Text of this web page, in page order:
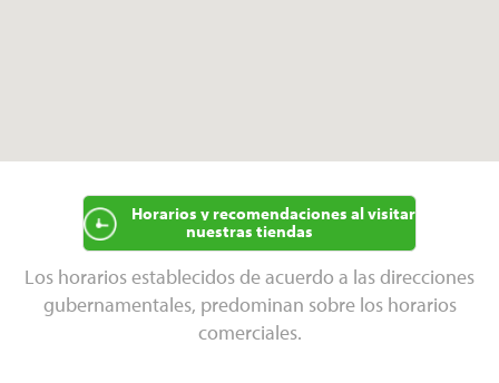
Horarios y recomendaciones al visitar
nuestras tiendas
Los horarios establecidos de acuerdo a las direcciones
gubernamentales, predominan sobre los horarios
comerciales.